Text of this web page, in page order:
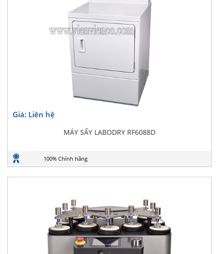
Giá: Liên hệ
MÁY SẤY LABODRY RF6088D
100% Chính hãng